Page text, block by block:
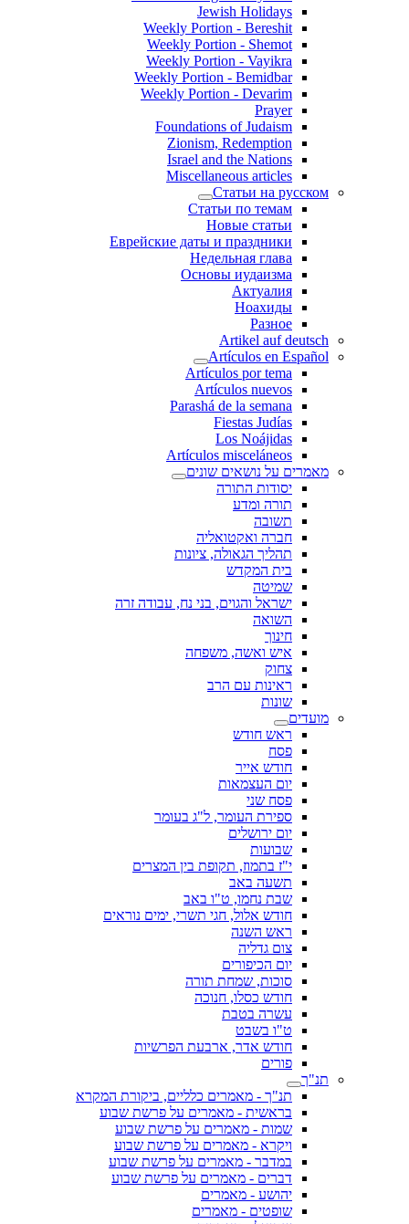
Jewish Holidays
Weekly Portion - Bereshit
Weekly Portion - Shemot
Weekly Portion - Vayikra
Weekly Portion - Bemidbar
Weekly Portion - Devarim
Prayer
Foundations of Judaism
Zionism, Redemption
Israel and the Nations
Miscellaneous articles
Статьи на русском
Статьи по темам
Новые статьи
Еврейские даты и праздники
Недельная глава
Основы иудаизма
Актуалия
Ноахиды
Разное
Artikel auf deutsch
Artículos en Español
Artículos por tema
Artículos nuevos
Parashá de la semana
Fiestas Judías
Los Noájidas
Artículos misceláneos
מאמרים על נושאים שונים
יסודות התורה
תורה ומדע
תשובה
חברה ואקטואליה
תהליך הגאולה, ציונות
בית המקדש
שמיטה
ישראל והגוים, בני נח, עבודה זרה
השואה
חינוך
איש ואשה, משפחה
צחוק
ראינות עם הרב
שונות
מועדים
ראש חודש
פסח
חודש אייר
יום העצמאות
פסח שני
ספירת העומר, ל"ג בעומר
יום ירושלים
שבועות
י"ז בתמוז, תקופת בין המצרים
תשעה באב
שבת נחמו, ט"ו באב
חודש אלול, חגי תשרי, ימים נוראים
ראש השנה
צום גדליה
יום הכיפורים
סוכות, שמחת תורה
חודש כסלו, חנוכה
עשרה בטבת
ט"ו בשבט
חודש אדר, ארבעת הפרשיות
פורים
תנ"ך
תנ"ך - מאמרים כלליים, ביקורת המקרא
בראשית - מאמרים על פרשת שבוע
שמות - מאמרים על פרשת שבוע
ויקרא - מאמרים על פרשת שבוע
במדבר - מאמרים על פרשת שבוע
דברים - מאמרים על פרשת שבוע
יהושע - מאמרים
שופטים - מאמרים